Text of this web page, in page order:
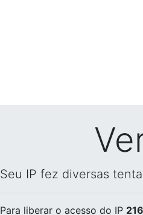
Seu IP fez diversas
Para liberar o acesso do IP